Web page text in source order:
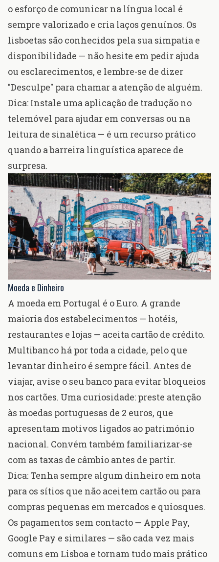
o esforço de comunicar na língua local é
sempre valorizado e cria laços genuínos. Os
lisboetas são conhecidos pela sua simpatia e
disponibilidade — não hesite em pedir ajuda
ou esclarecimentos, e lembre-se de dizer
"Desculpe" para chamar a atenção de alguém.
Dica: Instale uma aplicação de tradução no
telemóvel para ajudar em conversas ou na
leitura de sinalética — é um recurso prático
quando a barreira linguística aparece de
surpresa.
Moeda e Dinheiro
A moeda em Portugal é o Euro. A grande
maioria dos estabelecimentos — hotéis,
restaurantes e lojas — aceita cartão de crédito.
Multibanco há por toda a cidade, pelo que
levantar dinheiro é sempre fácil. Antes de
viajar, avise o seu banco para evitar bloqueios
nos cartões. Uma curiosidade: preste atenção
às moedas portuguesas de 2 euros, que
apresentam motivos ligados ao património
nacional. Convém também familiarizar-se
com as taxas de câmbio antes de partir.
Dica: Tenha sempre algum dinheiro em nota
para os sítios que não aceitem cartão ou para
compras pequenas em mercados e quiosques.
Os pagamentos sem contacto — Apple Pay,
Google Pay e similares — são cada vez mais
comuns em Lisboa e tornam tudo mais prático